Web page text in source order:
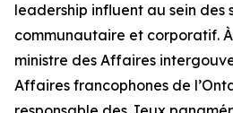
leadership influent au sein des
communautaire et corporatif.
ministre des Affaires
Affaires francophones de